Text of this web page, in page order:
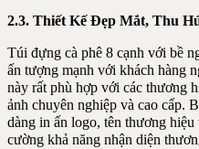
2.3. Thiết Kế Đẹp Mắt, Thu
Túi đựng cà phê 8 cạnh với bề
ấn tượng mạnh với khách hàng
này rất phù hợp với các thương
ảnh chuyên nghiệp và cao cấp.
dàng in ấn logo, tên thương
cường khả năng nhận diện